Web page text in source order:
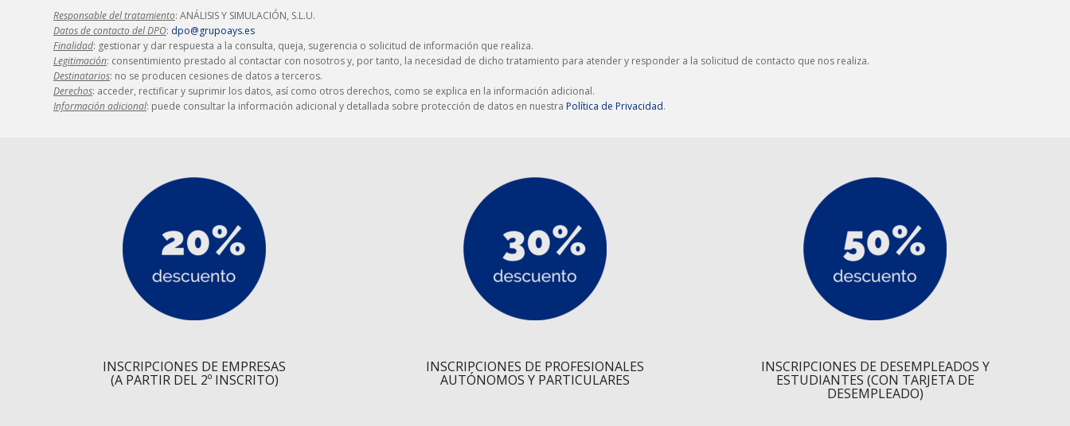
Responsable del tratamiento: ANÁLISIS Y SIMULACIÓN, S.L.U.
Datos de contacto del DPO: dpo@grupoays.es
Finalidad: gestionar y dar respuesta a la consulta, queja, sugerencia o solicitud de información que realiza.
Legitimación: consentimiento prestado al contactar con nosotros y, por tanto, la necesidad de dicho tratamiento para atender y responder a la solicitud de contacto que nos realiza.
Destinatarios: no se producen cesiones de datos a terceros.
Derechos: acceder, rectificar y suprimir los datos, así como otros derechos, como se explica en la información adicional.
Información adicional: puede consultar la información adicional y detallada sobre protección de datos en nuestra Política de Privacidad.
INSCRIPCIONES DE EMPRESAS
(A PARTIR DEL 2º INSCRITO)
INSCRIPCIONES DE PROFESIONALES
AUTÓNOMOS Y PARTICULARES
INSCRIPCIONES DE DESEMPLEADOS Y
ESTUDIANTES (CON TARJETA DE
DESEMPLEADO)